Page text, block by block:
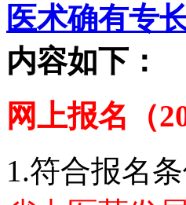
医术确有专
内容如下：
网上报名（
1.符合报名